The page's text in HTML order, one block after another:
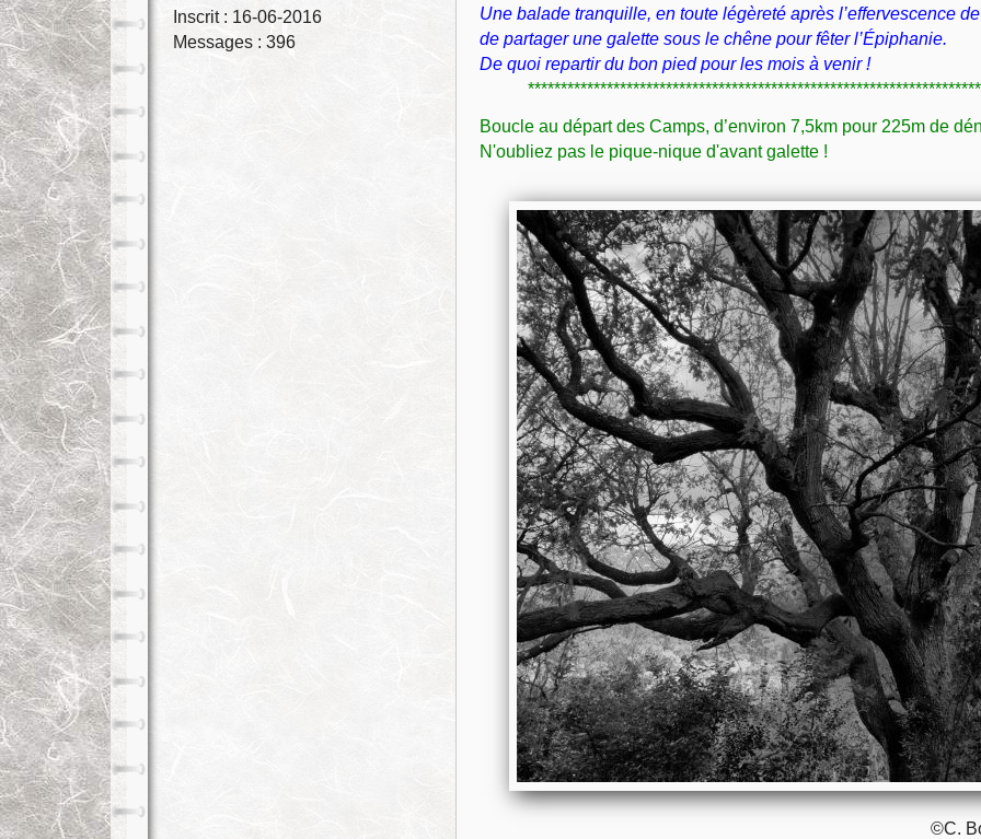
Inscrit : 16-06-2016
Messages :396
Une balade tranquille, en toute légèreté après l’effervescence
de partager une galette sous le chêne pour fêter l’Épiphanie.
De quoi repartir du bon pied pour les mois à venir !
Boucle au départ des Camps, d’environ 7,5km pour 225m de
N'oubliez pas le pique-nique d'avant galette !
©C.